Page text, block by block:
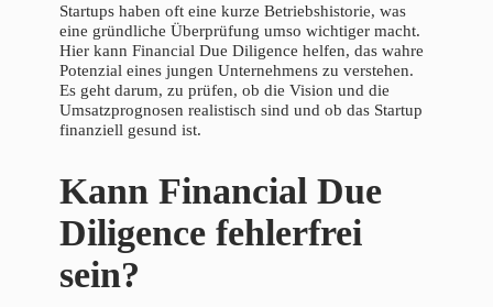
Startups haben oft eine kurze Betriebshistorie, was
eine gründliche Überprüfung umso wichtiger macht.
Hier kann Financial Due Diligence helfen, das wahre
Potenzial eines jungen Unternehmens zu verstehen.
Es geht darum, zu prüfen, ob die Vision und die
Umsatzprognosen realistisch sind und ob das Startup
finanziell gesund ist.
Kann Financial Due
Diligence fehlerfrei
sein?